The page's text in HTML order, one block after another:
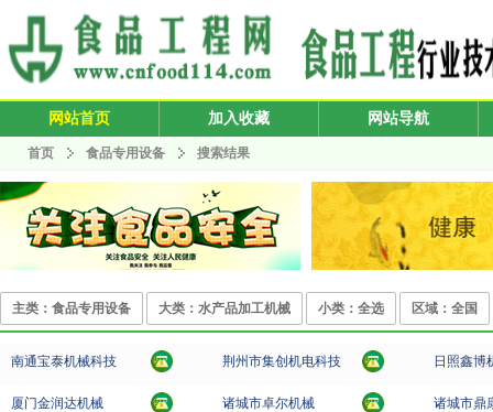
网站首页 加入收藏 网站导航
首页 食品专用设备 搜索结果
主类：食品专用设备 大类：水产品加工机械 小类：全选 区域：全国
南通宝泰机械科技 荆州市集创机电科技 日照鑫博
厦门金润达机械 诸城市卓尔机械 诸城市鼎